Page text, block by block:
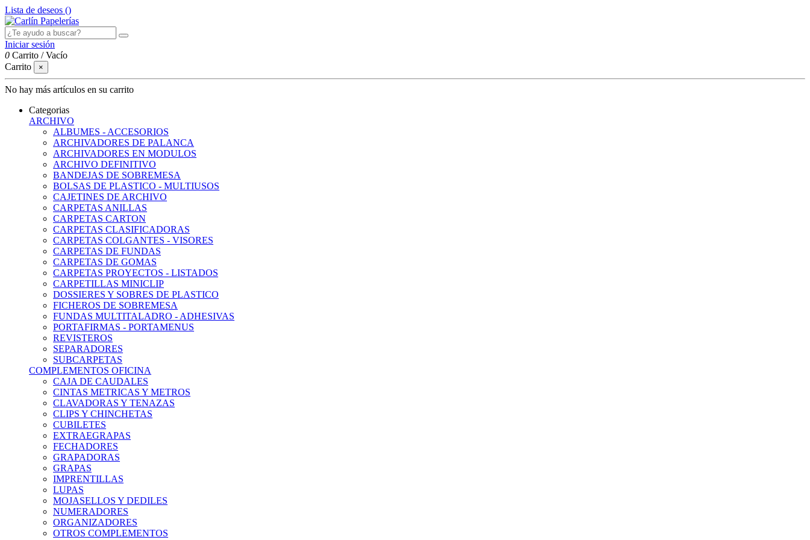
Lista de deseos ()
Iniciar sesión
0 Carrito /Vacío
Carrito
×
No hay más artículos en su carrito
Categorias
ARCHIVO
ALBUMES - ACCESORIOS
ARCHIVADORES DE PALANCA
ARCHIVADORES EN MODULOS
ARCHIVO DEFINITIVO
BANDEJAS DE SOBREMESA
BOLSAS DE PLASTICO - MULTIUSOS
CAJETINES DE ARCHIVO
CARPETAS ANILLAS
CARPETAS CARTON
CARPETAS CLASIFICADORAS
CARPETAS COLGANTES - VISORES
CARPETAS DE FUNDAS
CARPETAS DE GOMAS
CARPETAS PROYECTOS - LISTADOS
CARPETILLAS MINICLIP
DOSSIERES Y SOBRES DE PLASTICO
FICHEROS DE SOBREMESA
FUNDAS MULTITALADRO - ADHESIVAS
PORTAFIRMAS - PORTAMENUS
REVISTEROS
SEPARADORES
SUBCARPETAS
COMPLEMENTOS OFICINA
CAJA DE CAUDALES
CINTAS METRICAS Y METROS
CLAVADORAS Y TENAZAS
CLIPS Y CHINCHETAS
CUBILETES
EXTRAEGRAPAS
FECHADORES
GRAPADORAS
GRAPAS
IMPRENTILLAS
LUPAS
MOJASELLOS Y DEDILES
NUMERADORES
ORGANIZADORES
OTROS COMPLEMENTOS